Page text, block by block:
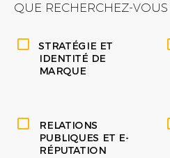
QUE RECHERCHEZ-VOUS
STRATÉGIE ET
IDENTITÉ DE
MARQUE
RELATIONS
PUBLIQUES ET E-
RÉPUTATION